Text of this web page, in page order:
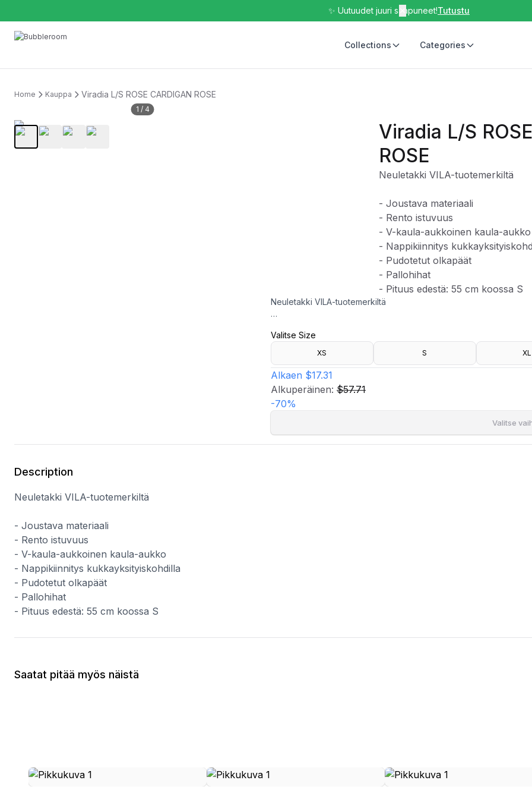
✨ Uutuudet juuri saapuneet!Tutustu
Collections Categories
Home Kauppa Viradia L/S ROSE CARDIGAN ROSE
1 / 4
Viradia L/S
ROSE
Neuletakki VILA-tuotemerkiltä
- Joustava materiaali
- Rento istuvuus
- V-kaula-aukkoinen kaula-aukko
- Nappikiinnitys
- Pudotetut olkapäät
- Pallohihat
- Pituus edestä: 55 cm koossa S
Neuletakki VILA-tuotemerkiltä
- Rento istuvuus
- V-kaula-aukkoinen kaula-aukko
- Nappikiinnitys kukkayksityiskohdilla
- Pudotetut olkapäät
- Pallohihat
- Pituus edestä: 55 cm koossa S
Valitse Size
XS S XL
Alkaen $17.31
Alkuperäinen: $57.71
-70%
Valitse
Description
Neuletakki VILA-tuotemerkiltä
- Joustava materiaali
- Rento istuvuus
- V-kaula-aukkoinen kaula-aukko
- Nappikiinnitys kukkayksityiskohdilla
- Pudotetut olkapäät
- Pallohihat
- Pituus edestä: 55 cm koossa S
Saatat pitää myös näistä